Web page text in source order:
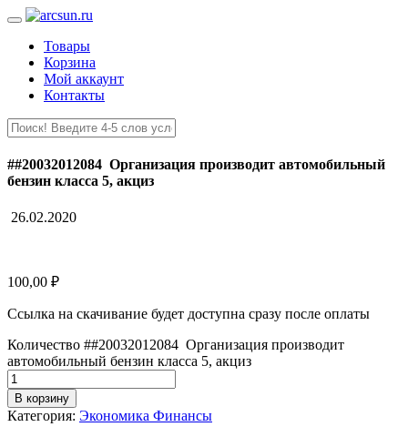
Товары
Корзина
Мой аккаунт
Контакты
##20032012084 Организация производит автомобильный
бензин класса 5, акциз
26.02.2020
100,00 ₽
Ссылка на скачивание будет доступна сразу после оплаты
Количество ##20032012084 Организация производит
автомобильный бензин класса 5, акциз
В корзину
Категория: Экономика Финансы